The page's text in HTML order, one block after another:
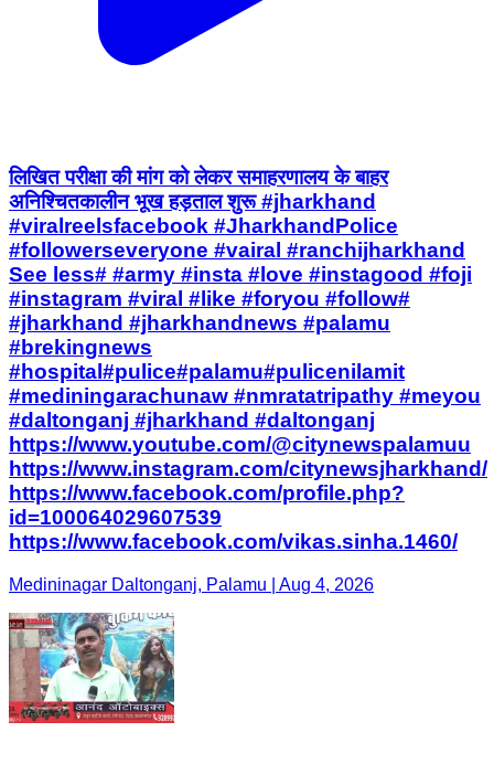
लिखित परीक्षा की मांग को लेकर समाहरणालय के बाहर
अनिश्चितकालीन भूख हड़ताल शुरू #jharkhand
#viralreelsfacebook #JharkhandPolice
#followerseveryone #vairal #ranchijharkhand
See less# #army #insta #love #instagood #foji
#instagram #viral #like #foryou #follow#
#jharkhand #jharkhandnews #palamu
#brekingnews
#hospital#pulice#palamu#pulicenilamit
#mediningarachunaw #nmratatripathy #meyou
#daltonganj #jharkhand #daltonganj
https://www.youtube.com/@citynewspalamuu
https://www.instagram.com/citynewsjharkhand/
https://www.facebook.com/profile.php?
id=100064029607539
https://www.facebook.com/vikas.sinha.1460/
Medininagar Daltonganj, Palamu | Aug 4, 2026